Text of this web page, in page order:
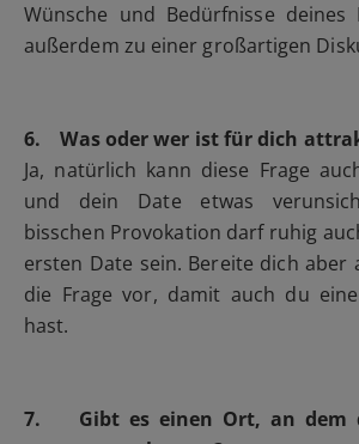
Wünsche und Bedürfnisse
außerdem zu einer großartigen
6. Was oder wer ist für dich
Ja, natürlich kann diese Frage
und dein Date etwas
bisschen Provokation darf ruhig
ersten Date sein. Bereite dich aber
die Frage vor, damit auch du
hast.
7. Gibt es einen Ort, an dem